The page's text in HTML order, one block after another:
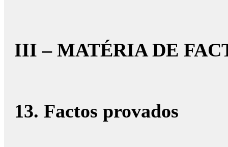
III – MATÉRIA DE
13. Factos provados